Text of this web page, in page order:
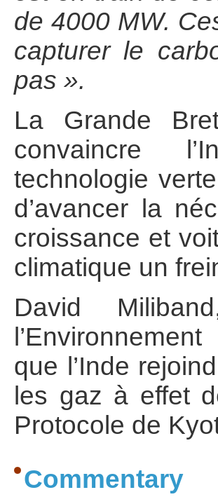
de 4000 MW.
capturer le
pas ».
La Grande
convaincre
technologie
d’avancer la
croissance et
climatique un
David
que l’Inde
les gaz à effet
Protocole de
Commentary